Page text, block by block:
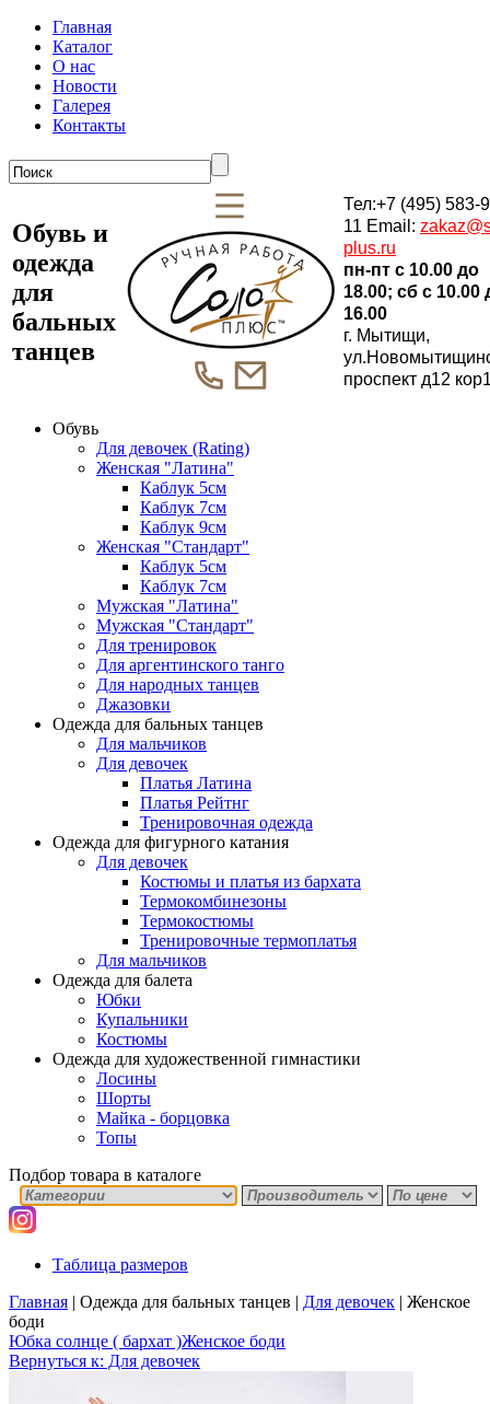
Главная
Каталог
О нас
Новости
Галерея
Контакты
Обувь и
одежда
для
бальных
танцев
Тел:+7 (495) 583-
11 Email:
plus.ru
пн-пт c 10.00 до
18.00; сб c 10.00
16.00
г. Мытищи,
проспект д12
Обувь
Для девочек (Rating)
Женская "Латина"
Каблук 5см
Каблук 7см
Каблук 9см
Женская "Стандарт"
Каблук 5см
Каблук 7см
Мужская "Латина"
Мужская "Стандарт"
Для тренировок
Для аргентинского танго
Для народных танцев
Джазовки
Одежда для бальных танцев
Для мальчиков
Для девочек
Платья Латина
Платья Рейтнг
Тренировочная одежда
Одежда для фигурного катания
Для девочек
Костюмы и платья из бархата
Термокомбинезоны
Термокостюмы
Тренировочные термоплатья
Для мальчиков
Одежда для балета
Юбки
Купальники
Костюмы
Одежда для художественной гимнастики
Лосины
Шорты
Майка - борцовка
Топы
Подбор товара в каталоге
Таблица размеров
Главная | Одежда для бальных танцев | Для девочек | Женское
боди
Юбка солнце ( бархат )Женское боди
Вернуться к: Для девочек